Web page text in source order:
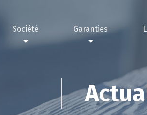
Société Garanties
Garantie passage annuel technicien